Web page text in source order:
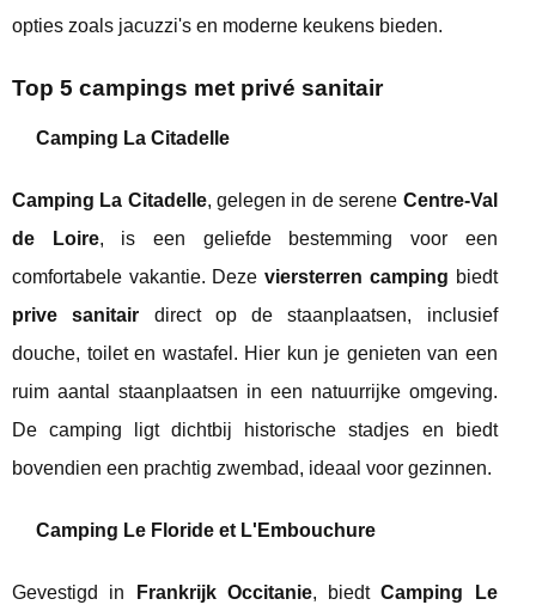
opties zoals jacuzzi's en moderne keukens bieden.
Top 5 campings met privé sanitair
Camping La Citadelle
Camping La Citadelle, gelegen in de serene Centre-Val
de Loire, is een geliefde bestemming voor een
comfortabele vakantie. Dezeviersterren camping biedt
prive sanitair direct op de staanplaatsen, inclusief
douche, toilet en wastafel. Hier kun je genieten van een
ruim aantal staanplaatsen in een natuurrijke omgeving.
De camping ligt dichtbij historische stadjes en biedt
bovendien een prachtig zwembad, ideaal voor gezinnen.
Camping Le Floride et L'Embouchure
Gevestigd in Frankrijk Occitanie, biedtCamping Le